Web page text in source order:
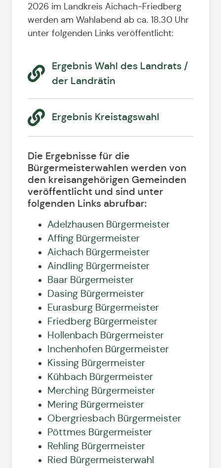
2026 im Landkreis Aichach-Friedberg
werden am Wahlabend ab ca. 18.30 Uhr
unter folgenden Links veröffentlicht:
Ergebnis Wahl des Landrats /
der Landrätin
Ergebnis Kreistagswahl
Die Ergebnisse für die
Bürgermeisterwahlen werden von
den kreisangehörigen Gemeinden
veröffentlicht und sind unter
folgenden Links abrufbar:
Adelzhausen Bürgermeister
Affing Bürgermeister
Aichach Bürgermeister
Aindling Bürgermeister
Baar Bürgermeister
Dasing Bürgermeister
Eurasburg Bürgermeister
Friedberg Bürgermeister
Hollenbach Bürgermeister
Inchenhofen Bürgermeister
Kissing Bürgermeister
Kühbach Bürgermeister
Merching Bürgermeister
Mering Bürgermeister
Obergriesbach Bürgermeister
Pöttmes Bürgermeister
Rehling Bürgermeister
Ried Bürgermeisterwahl